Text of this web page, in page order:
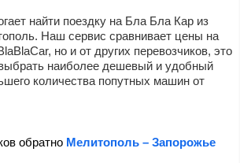
найти поездку на Бла Бла Кар из
Наш сервис сравнивает цены на
но и от других перевозчиков, это
наиболее дешевый и удобный
количества попутных машин от
обратно Мелитополь – Запорожье